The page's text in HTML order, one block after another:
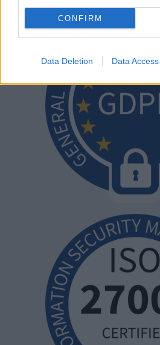
CONFIRM
Data Deletion Data Access